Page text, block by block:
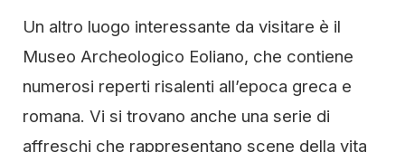
Un altro luogo interessante da visitare è il
Museo Archeologico Eoliano, che contiene
numerosi reperti risalenti all’epoca greca e
romana. Vi si trovano anche una serie di
affreschi che rappresentano scene della vita